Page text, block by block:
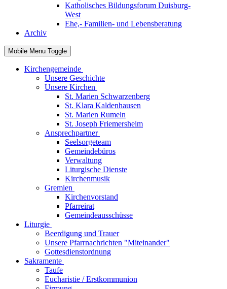
Katholisches Bildungsforum Duisburg-
West
Ehe,- Familien- und Lebensberatung
Archiv
Mobile Menu Toggle
Kirchengemeinde
Unsere Geschichte
Unsere Kirchen
St. Marien Schwarzenberg
St. Klara Kaldenhausen
St. Marien Rumeln
St. Joseph Friemersheim
Ansprechpartner
Seelsorgeteam
Gemeindebüros
Verwaltung
Liturgische Dienste
Kirchenmusik
Gremien
Kirchenvorstand
Pfarreirat
Gemeindeausschüsse
Liturgie
Beerdigung und Trauer
Unsere Pfarrnachrichten "Miteinander"
Gottesdienstordnung
Sakramente
Taufe
Eucharistie / Erstkommunion